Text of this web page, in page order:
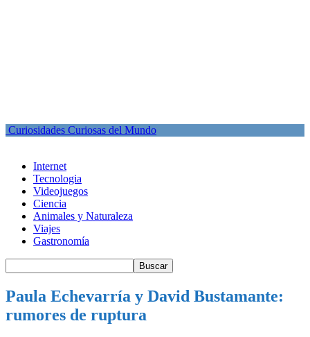
Curiosidades Curiosas del Mundo
Internet
Tecnologia
Videojuegos
Ciencia
Animales y Naturaleza
Viajes
Gastronomía
Paula Echevarría y David Bustamante:
rumores de ruptura